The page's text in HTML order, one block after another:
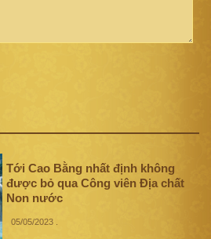
Tới Cao Bằng nhất định không
được bỏ qua Công viên Địa chất
Non nước
05/05/2023